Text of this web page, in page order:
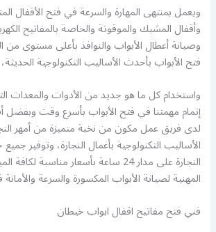
ويعمل بمنتهى المهارة والسرعة في فتح الأقفال
وأقفال المشبك والموقوتة والخاصة بالمفاتيح
وصيانة أعطال الأبواب والنوافذ بأعلى مستوى من
فتح الأبواب بأحدث الأساليب التكنولوجية الحديثة،
واستخدام كل ما هو جديد من الأدوات والمعدات
إتمام مهمتنا في فتح الأبواب بأسرع وقت
لدى فريق عمل مكون من نخبة متميزة من أمهر
الأساليب التكنولوجية بأعمال النجارة، وتوفير
النجارة على مدار 24 ساعة بأسعار مناسبة
المهنية لصيانة الأبواب المكسورة والسرعة
فني فتح مفاتيح اقفال ابواب خيطان